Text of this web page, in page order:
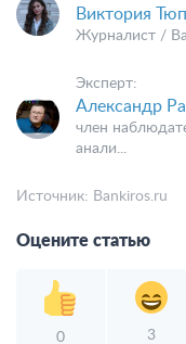
Виктория
Журналист /
Эксперт:
Александр
член
анали...
Источник: Bankiros.ru
Оцените статью
0 3